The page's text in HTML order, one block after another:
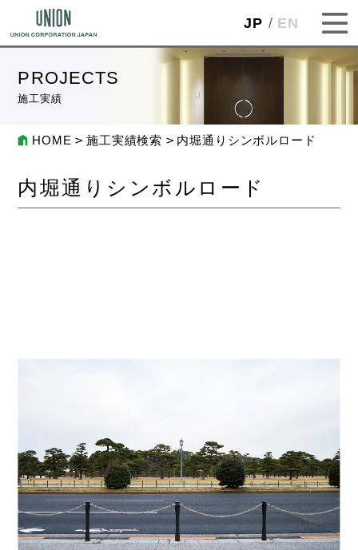
JP EN
PROJECTS
施工実績
HOME 施工実績検索 内堀通りシンボルロード
内堀通りシンボルロード